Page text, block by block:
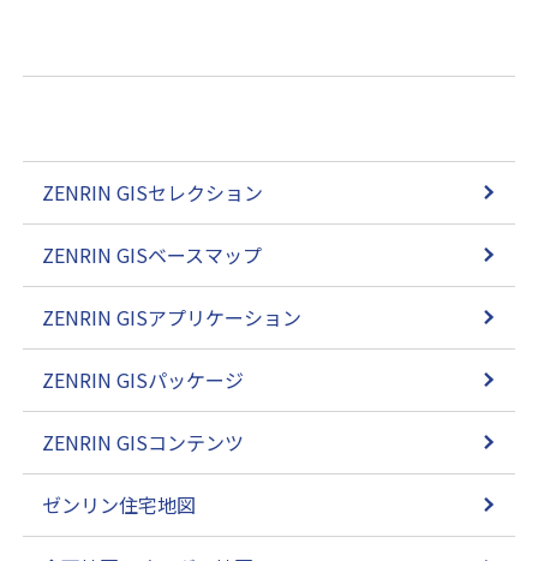
ZENRIN GISセレクション
ZENRIN GISベースマップ
ZENRIN GISアプリケーション
ZENRIN GISパッケージ
ZENRIN GISコンテンツ
ゼンリン住宅地図